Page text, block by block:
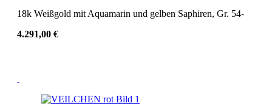
18k Weißgold mit Aquamarin und gelben Saphiren, Gr. 54-
4.291,00 €